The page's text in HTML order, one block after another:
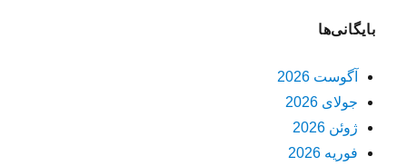
بایگانی‌ها
آگوست 2026
جولای 2026
ژوئن 2026
فوریه 2026